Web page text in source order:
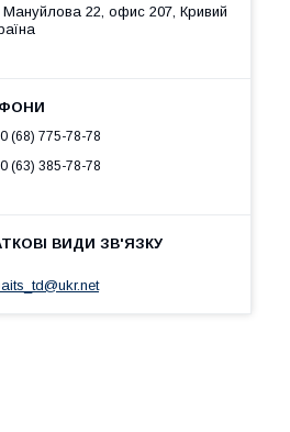
Мануйлова 22, офис 207, Кривий
(68) 775-78-78
(63) 385-78-78